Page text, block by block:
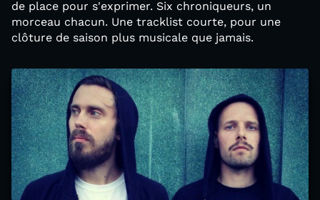
de place pour s'exprimer. Six chroniqueurs, un
morceau chacun. Une tracklist courte, pour une
clôture de saison plus musicale que jamais.